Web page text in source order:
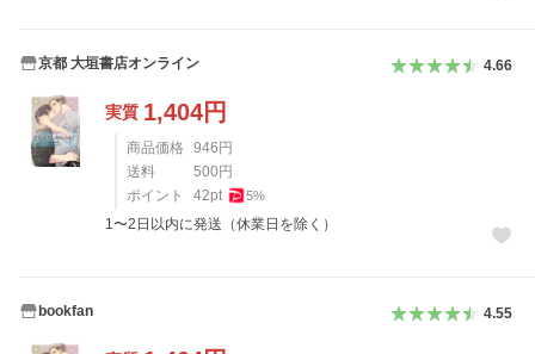
京都 大垣書店オンライン 4.66
実質 1,404円
商品価格 946 円
送料
500 円
ポイント
42pt 5%
1〜2日以内に発送（休業日を除く）
bookfan 4.55